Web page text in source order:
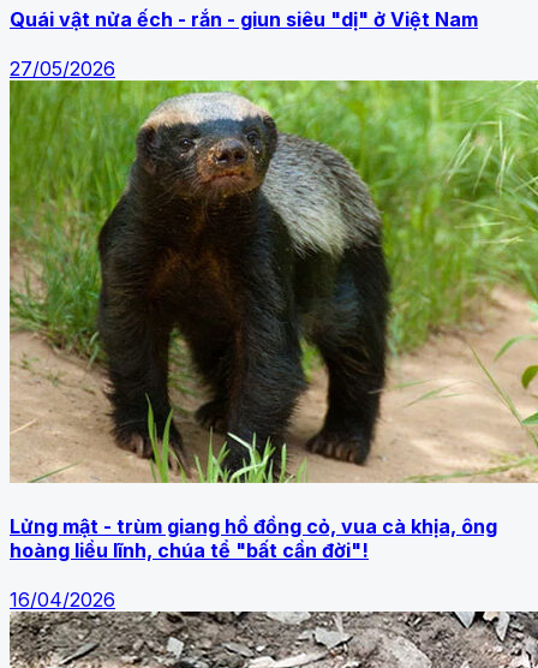
Quái vật nửa ếch - rắn - giun siêu "dị" ở Việt Nam
27/05/2026
Lửng mật - trùm giang hồ đồng cỏ, vua cà khịa, ông
hoàng liều lĩnh, chúa tể "bất cần đời"!
16/04/2026